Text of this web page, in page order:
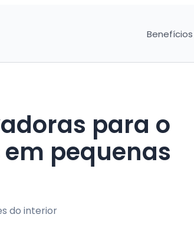
Benefícios
para o
pequenas
do interior